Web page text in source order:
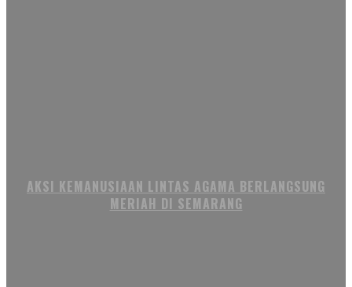
AKSI KEMANUSIAAN LINTAS AGAMA BERLANGSUNG
MERIAH DI SEMARANG